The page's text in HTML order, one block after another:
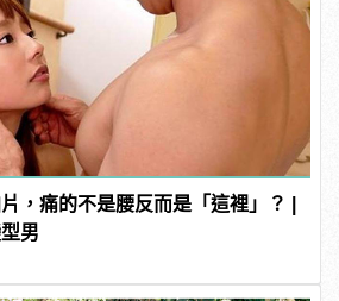
，痛的不是腰反而是「這裡」？ |
男